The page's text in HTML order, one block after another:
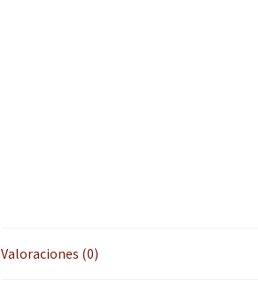
Valoraciones (0)